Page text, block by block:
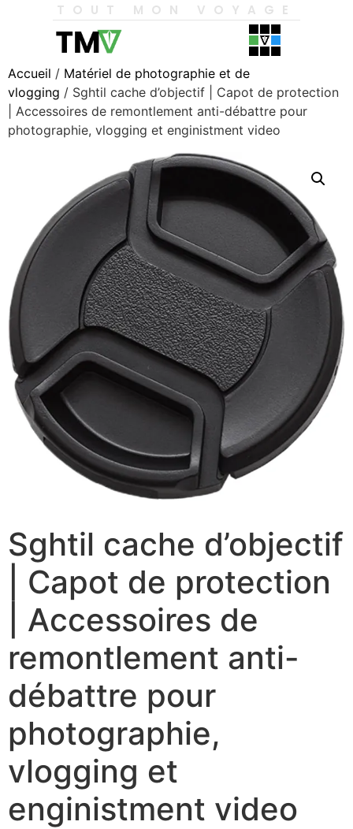
TOUT MON VOYAGE
Accueil / Matériel de photographie et de
vlogging / Sghtil cache d’objectif | Capot de protection
| Accessoires de remontlement anti-débattre pour
photographie, vlogging et enginistment video
Sghtil cache d’objectif
| Capot de protection
| Accessoires de
remontlement anti-
débattre pour
photographie,
vlogging et
enginistment video